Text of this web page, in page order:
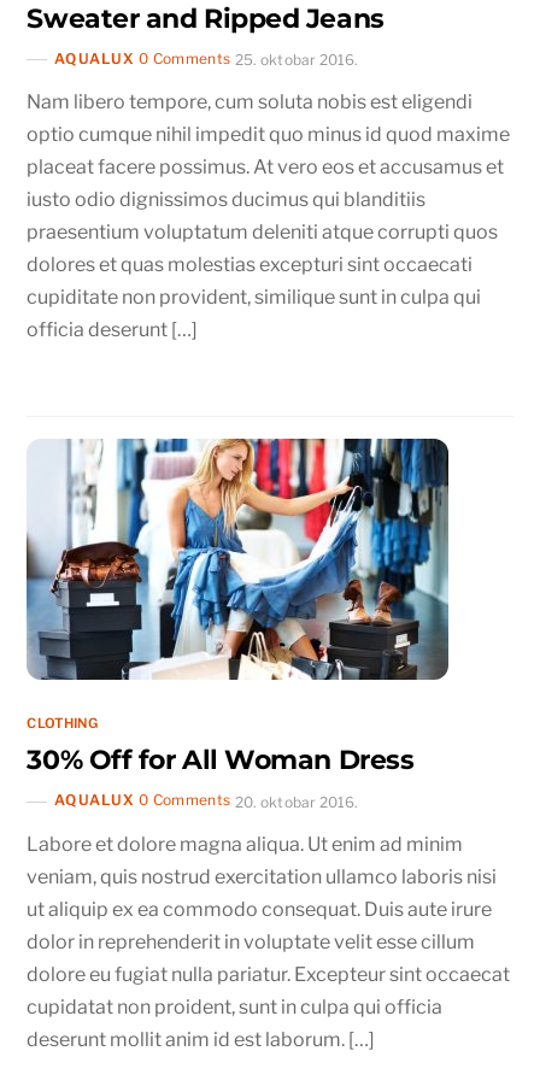
Sweater and Ripped Jeans
AQUALUX 0 Comments 25. oktobar 2016.
Nam libero tempore, cum soluta nobis est eligendi
optio cumque nihil impedit quo minus id quod maxime
placeat facere possimus. At vero eos et accusamus et
iusto odio dignissimos ducimus qui blanditiis
praesentium voluptatum deleniti atque corrupti quos
dolores et quas molestias excepturi sint occaecati
cupiditate non provident, similique sunt in culpa qui
officia deserunt […]
CLOTHING
30% Off for All Woman Dress
AQUALUX 0 Comments 20. oktobar 2016.
Labore et dolore magna aliqua. Ut enim ad minim
veniam, quis nostrud exercitation ullamco laboris nisi
ut aliquip ex ea commodo consequat. Duis aute irure
dolor in reprehenderit in voluptate velit esse cillum
dolore eu fugiat nulla pariatur. Excepteur sint occaecat
cupidatat non proident, sunt in culpa qui officia
deserunt mollit anim id est laborum. […]